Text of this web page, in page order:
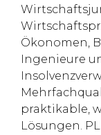
Ökonomen,
Ingenieure
praktikable,
Lösungen.